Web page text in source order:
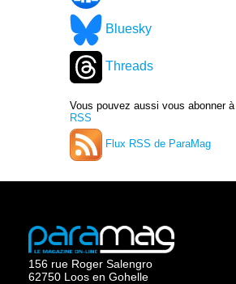
Bluesky
Threads
Vous pouvez aussi vous abonner à
RSS
Flux RSS de ParaMag
156 rue Roger Salengro
62750 Loos en Gohelle